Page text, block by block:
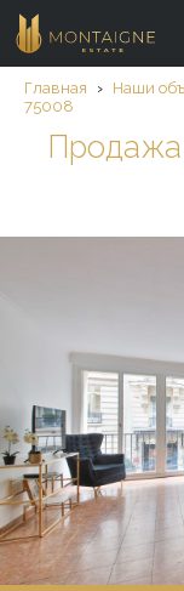
Главная › Наши
75008